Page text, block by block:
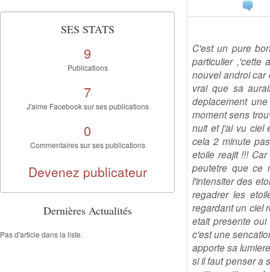
C'est un pure
particulier ,'cette
nouvel androi car
vrai que sa
deplacement
moment sens
nuit et j'ai vu ciel
cela 2 minute
etoile reajit !!!
peutetre que ce
l'intensiter des
regadrer les
regardant un ciel
etait presente
c'est une
apporte sa
si il faut penser a
SES STATS
9
Publications
7
J'aime Facebook sur ses publications
0
Commentaires sur ses publications
Devenez publicateur
Dernières Actualités
Pas d'article dans la liste.